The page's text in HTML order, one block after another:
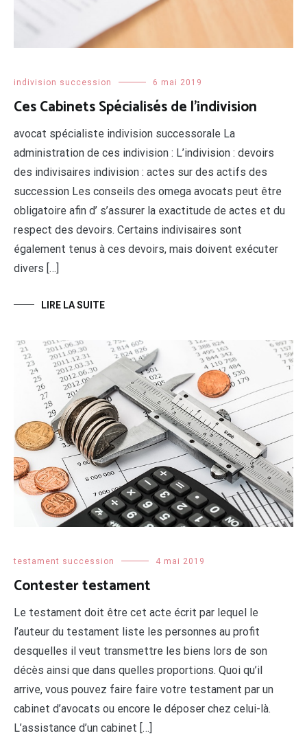
indivision succession 6 mai 2019
Ces Cabinets Spécialisés de l’indivision
avocat spécialiste indivision successorale La
administration de ces indivision : L’indivision : devoirs
des indivisaires indivision : actes sur des actifs des
succession Les conseils des omega avocats peut être
obligatoire afin d’ s’assurer la exactitude de actes et du
respect des devoirs. Certains indivisaires sont
également tenus à ces devoirs, mais doivent exécuter
divers […]
LIRE LA SUITE
testament succession 4 mai 2019
Contester testament
Le testament doit être cet acte écrit par lequel le
l’auteur du testament liste les personnes au profit
desquelles il veut transmettre les biens lors de son
décès ainsi que dans quelles proportions. Quoi qu’il
arrive, vous pouvez faire faire votre testament par un
cabinet d’avocats ou encore le déposer chez celui-là.
L’assistance d’un cabinet […]